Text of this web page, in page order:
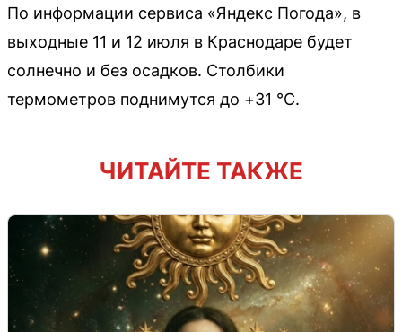
По информации сервиса «Яндекс Погода», в
выходные 11 и 12 июля в Краснодаре будет
солнечно и без осадков. Столбики
термометров поднимутся до +31 °C.
ЧИТАЙТЕ ТАКЖЕ